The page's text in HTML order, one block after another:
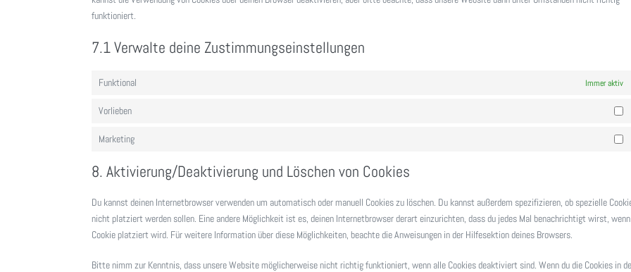
funktioniert.
7.1 Verwalte deine Zustimmungseinstellungen
Funktional Immer aktiv
Vorlieben
Marketing
8. Aktivierung/Deaktivierung und Löschen von Cookies
Du kannst deinen Internetbrowser verwenden um automatisch oder manuell Cookies zu löschen. Du kannst außerdem spezifizieren, ob spezielle
nicht platziert werden sollen. Eine andere Möglichkeit ist es, deinen Internetbrowser derart einzurichten, dass du jedes Mal benachrichtigt wirst,
Cookie platziert wird. Für weitere Information über diese Möglichkeiten, beachte die Anweisungen in der Hilfesektion deines Browsers.
Bitte nimm zur Kenntnis, dass unsere Website möglicherweise nicht richtig funktioniert, wenn alle Cookies deaktiviert sind. Wenn du die Cookies in